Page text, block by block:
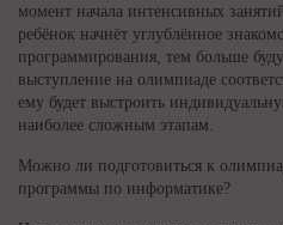
момент начала интенсивных
ребёнок начнёт углублённое
программирования, тем больше
выступление на олимпиаде
ему будет выстроить
наиболее сложным этапам.
Можно ли подготовиться к
программы по информатике?